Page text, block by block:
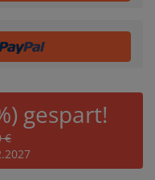
gespart!
€